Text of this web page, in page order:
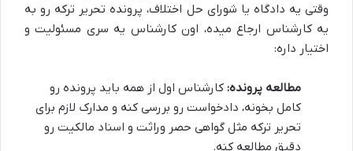
وقتی یه دادگاه یا شورای حل اختلاف، پرونده تحریر ترکه رو به
یه کارشناس ارجاع میده، اون کارشناس یه سری مسئولیت و
اختیار داره:
مطالعه پرونده: کارشناس اول از همه باید پرونده رو
کامل بخونه، دادخواست رو بررسی کنه و مدارک لازم برای
تحریر ترکه مثل گواهی حصر وراثت و اسناد مالکیت رو
دقیق مطالعه کنه.